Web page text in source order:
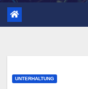
UNTERHALTUNG